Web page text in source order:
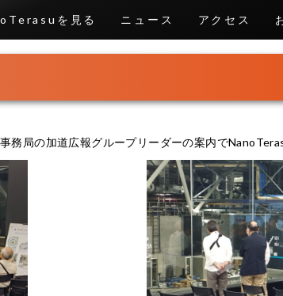
を見る ニュース アクセス
局の加道広報グループリーダーの案内で